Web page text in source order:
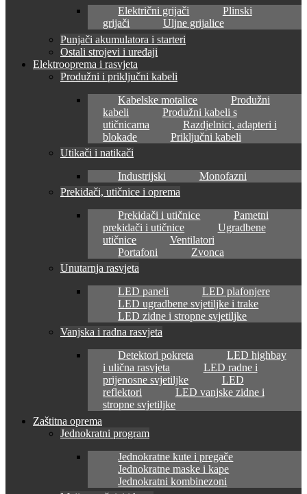
Električni grijači
Plinski
grijači
Uljne grijalice
Punjači akumulatora i starteri
Ostali strojevi i uređaji
Elektrooprema i rasvjeta
Produžni i priključni kabeli
Kabelske motalice
Produžni
kabeli
Produžni kabeli s
utičnicama
Razdjelnici, adapteri i
blokade
Priključni kabeli
Utikači i natikači
Industrijski
Monofazni
Prekidači, utičnice i oprema
Prekidači i utičnice
Pametni
prekidači i utičnice
Ugradbene
utičnice
Ventilatori
Portafoni
Zvonca
Unutarnja rasvjeta
LED paneli
LED plafonjere
LED ugradbene svjetiljke i trake
LED zidne i stropne svjetiljke
Vanjska i radna rasvjeta
Detektori pokreta
LED highbay
i ulična rasvjeta
LED radne i
prijenosne svjetiljke
LED
reflektori
LED vanjske zidne i
stropne svjetiljke
Zaštitna oprema
Jednokratni program
Jednokratne kute i pregače
Jednokratne maske i kape
Jednokratni kombinezoni